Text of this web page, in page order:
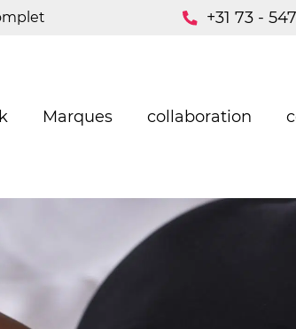
+31 73 -
Marques collaboration